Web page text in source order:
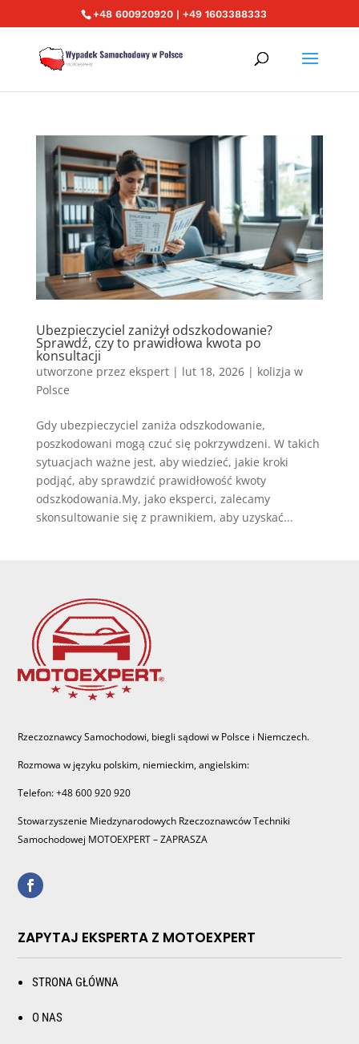
+48 600920920 | +49 1603388333
Ubezpieczyciel zaniżył odszkodowanie?
Sprawdź, czy to prawidłowa kwota po
konsultacji
utworzone przez ekspert| lut 18, 2026| kolizja w
Polsce
Gdy ubezpieczyciel zaniża odszkodowanie,
poszkodowani mogą czuć się pokrzywdzeni. W takich
sytuacjach ważne jest, aby wiedzieć, jakie kroki
podjąć, aby sprawdzić prawidłowość kwoty
odszkodowania.My, jako eksperci, zalecamy
skonsultowanie się z prawnikiem, aby uzyskać...
Rzeczoznawcy Samochodowi, biegli sądowi w Polsce i Niemczech.
Rozmowa w języku polskim, niemieckim, angielskim:
Telefon: +48 600 920 920
Stowarzyszenie Miedzynarodowych Rzeczoznawców Techniki
Samochodowej MOTOEXPERT – ZAPRASZA
ZAPYTAJ EKSPERTA Z MOTOEXPERT
STRONA GŁÓWNA
O NAS